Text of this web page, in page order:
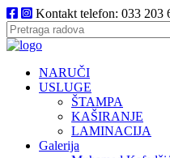
Kontakt telefon: 033 203
NARUČI
USLUGE
ŠTAMPA
KAŠIRANJE
LAMINACIJA
Galerija